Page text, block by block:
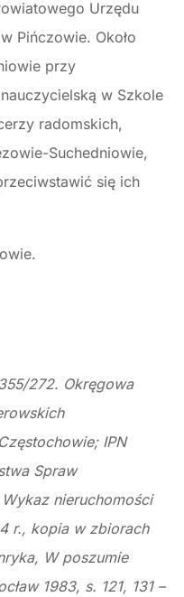
Urzędu
Pińczowie. Około
przy
w Szkole
radomskich,
Suchedniowie,
się ich
272. Okręgowa
IPN
Spraw
nieruchomości
r., kopia w zbiorach
W poszumie
1983, s. 121, 131 –